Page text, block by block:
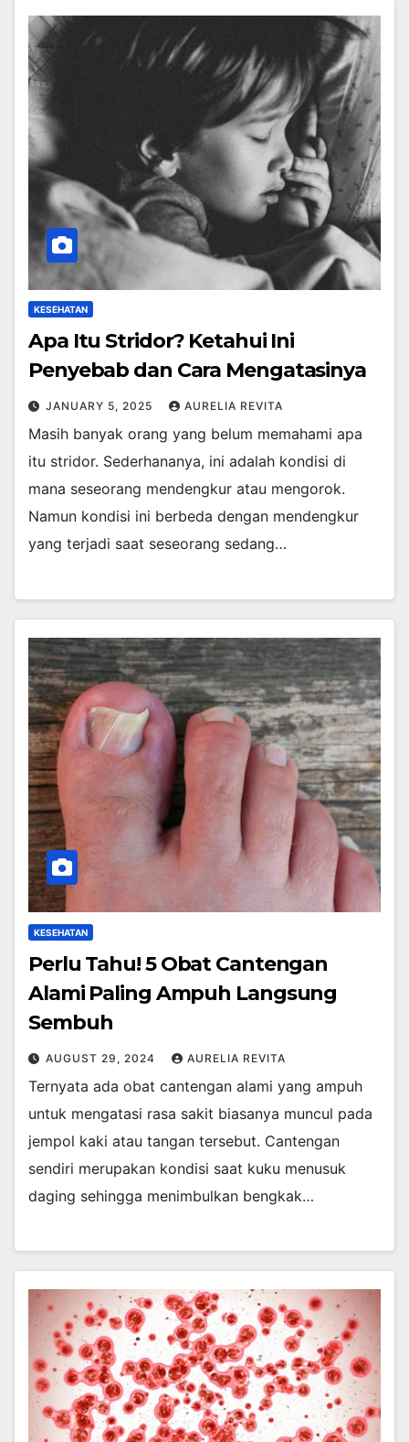
KESEHATAN
Apa Itu Stridor? Ketahui Ini
Penyebab dan Cara Mengatasinya
JANUARY 5, 2025 AURELIA REVITA
Masih banyak orang yang belum memahami apa
itu stridor. Sederhananya, ini adalah kondisi di
mana seseorang mendengkur atau mengorok.
Namun kondisi ini berbeda dengan mendengkur
yang terjadi saat seseorang sedang…
KESEHATAN
Perlu Tahu! 5 Obat Cantengan
Alami Paling Ampuh Langsung
Sembuh
AUGUST 29, 2024 AURELIA REVITA
Ternyata ada obat cantengan alami yang ampuh
untuk mengatasi rasa sakit biasanya muncul pada
jempol kaki atau tangan tersebut. Cantengan
sendiri merupakan kondisi saat kuku menusuk
daging sehingga menimbulkan bengkak…